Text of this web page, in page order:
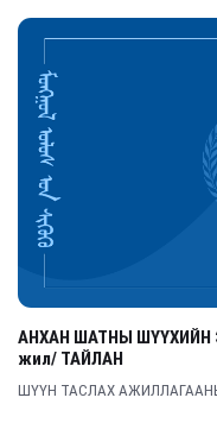
АНХАН ШАТНЫ ШҮҮХИЙН
жил/ ТАЙЛАН
ШҮҮН ТАСЛАХ